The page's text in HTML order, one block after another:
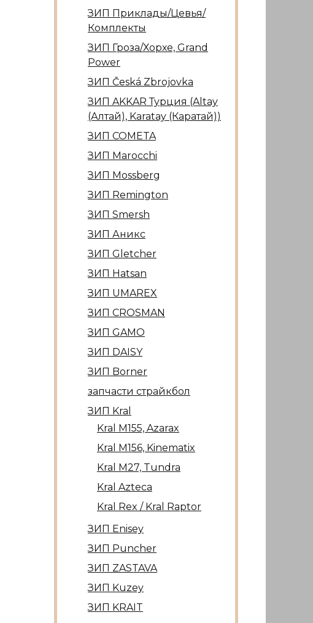
ЗИП Приклады/Цевья/
Комплекты
ЗИП Гроза/Хорхе, Grand
Power
ЗИП Česká Zbrojovka
ЗИП AKKAR Турция (Altay
(Алтай), Karatay (Каратай))
ЗИП COMETA
ЗИП Marocсhi
ЗИП Mossberg
ЗИП Remington
ЗИП Smersh
ЗИП Аникс
ЗИП Gletcher
ЗИП Hatsan
ЗИП UMAREX
ЗИП CROSMAN
ЗИП GAMO
ЗИП DAISY
ЗИП Borner
запчасти страйкбол
ЗИП Kral
Kral М155, Azarax
Kral М156, Kinematix
Kral М27, Tundra
Kral Azteca
Kral Rex / Kral Raptor
ЗИП Enisey
ЗИП Puncher
ЗИП ZASTAVA
ЗИП Kuzey
ЗИП KRAIT